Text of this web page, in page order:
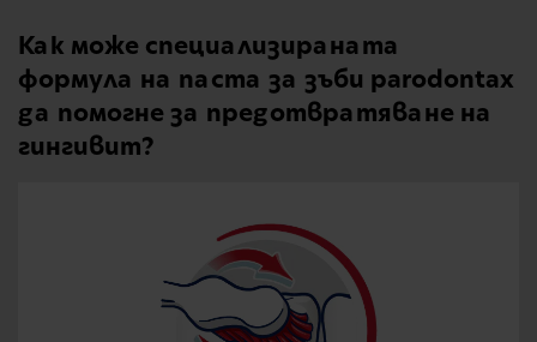
Как може специализираната
формула на паста за зъби parodontax
да помогне за предотвратяване на
гингивит?